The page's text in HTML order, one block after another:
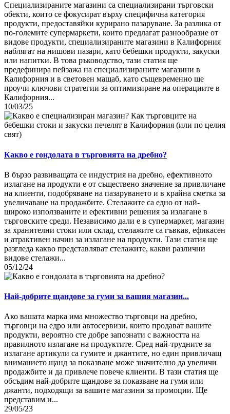
Специализираните магазини са специализирани търговски
обекти, които се фокусират върху специфична категория
продукти, предоставяйки курирано пазаруване. За разлика от
по-големите супермаркети, които предлагат разнообразие от
видове продукти, специализираните магазини в Калифорния
наблягат на нишови пазари, като бебешки продукти, закуски
или напитки. В това ръководство, тази статия ще
предефинира пейзажа на специализираните магазини в
Калифорния и в световен мащаб, като същевременно ще
проучи ключови стратегии за оптимизиране на операциите в
Калифорния...
10/03/25
Какво е гондолата в търговията на дребно?
В бързо развиващата се индустрия на дребно, ефективното
излагане на продукти е от съществено значение за привличане
на клиенти, подобряване на пазаруването и в крайна сметка за
увеличаване на продажбите. Стелажите са едно от най-
широко използваните и ефективни решения за излагане в
търговските среди. Независимо дали е в супермаркет, магазин
за хранителни стоки или склад, стелажите са гъвкав, ефикасен
и атрактивен начин за излагане на продукти. Тази статия ще
разгледа какво представляват стелажите, какви различни
видове стелажи...
05/12/24
Най-добрите щандове за гуми за вашия магазин...
Ако вашата марка има множество търговци на дребно,
търговци на едро или автосервизи, които продават вашите
продукти, вероятно сте добре запознати с важността на
правилното излагане на продуктите. Сред най-трудните за
излагане артикули са гумите и джантите, но един привличащ
вниманието щанд за показване може значително да увеличи
продажбите и да привлече повече клиенти. В тази статия ще
обсъдим най-добрите щандове за показване на гуми или
джанти, подходящи за вашите магазини за промоции. Ще
представим и...
29/05/23